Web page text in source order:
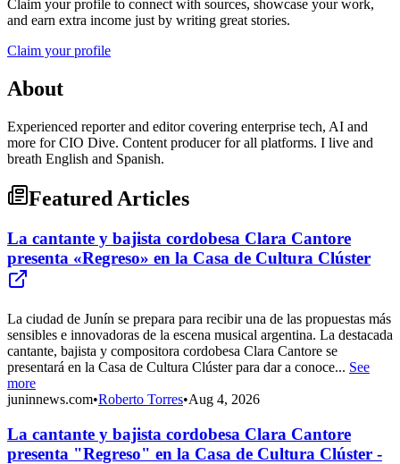
Claim your profile to connect with sources, showcase your work,
and earn extra income just by writing great stories.
Claim your profile
About
Experienced reporter and editor covering enterprise tech, AI and
more for CIO Dive. Content producer for all platforms. I live and
breath English and Spanish.
Featured Articles
La cantante y bajista cordobesa Clara Cantore
presenta «Regreso» en la Casa de Cultura Clúster
La ciudad de Junín se prepara para recibir una de las propuestas más
sensibles e innovadoras de la escena musical argentina. La destacada
cantante, bajista y compositora cordobesa Clara Cantore se
presentará en la Casa de Cultura Clúster para dar a conoce... See
more
juninnews.com•Roberto Torres•Aug 4, 2026
La cantante y bajista cordobesa Clara Cantore
presenta "Regreso" en la Casa de Cultura Clúster -